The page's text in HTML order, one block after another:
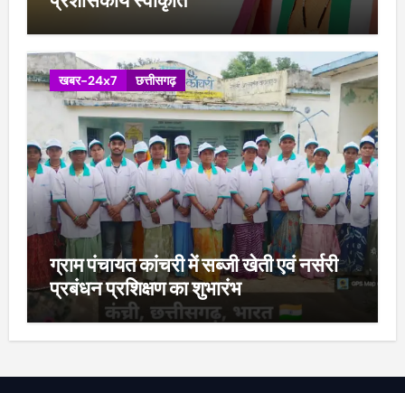
खबर-24x7 छत्तीसगढ़
ग्राम पंचायत कांचरी में सब्जी खेती एवं नर्सरी
प्रबंधन प्रशिक्षण का शुभारंभ